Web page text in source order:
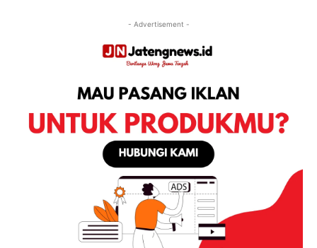
- Advertisement -